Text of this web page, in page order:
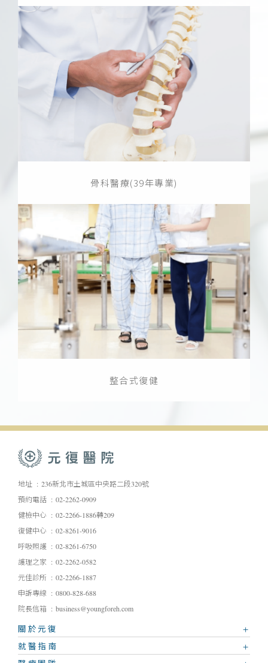
骨科醫療(39年專業)
整合式復健
地址
236新北市土城區中央路二段320號
預約電話
02-2262-0909
健檢中心
02-2266-1886轉209
復健中心
02-8261-9016
呼吸照護
02-8261-6750
護理之家
02-2262-0582
元佳診所
02-2266-1887
申訴專線
0800-828-688
院長信箱
business@youngforeh.com
關於元復
就醫指南